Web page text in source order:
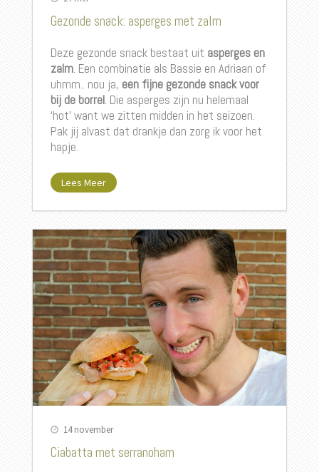
Gezonde snack: asperges met zalm
Deze gezonde snack bestaat uit asperges en
zalm. Een combinatie als Bassie en Adriaan of
uhmm.. nou ja, een fijne gezonde snack voor
bij de borrel. Die asperges zijn nu helemaal
‘hot’ want we zitten midden in het seizoen.
Pak jij alvast dat drankje dan zorg ik voor het
hapje.
Lees Meer
14 november
Ciabatta met serranoham